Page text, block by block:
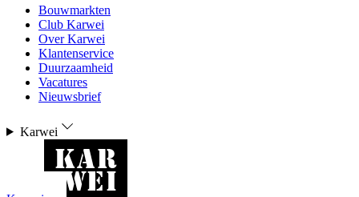
Bouwmarkten
Club Karwei
Over Karwei
Klantenservice
Duurzaamheid
Vacatures
Nieuwsbrief
Karwei